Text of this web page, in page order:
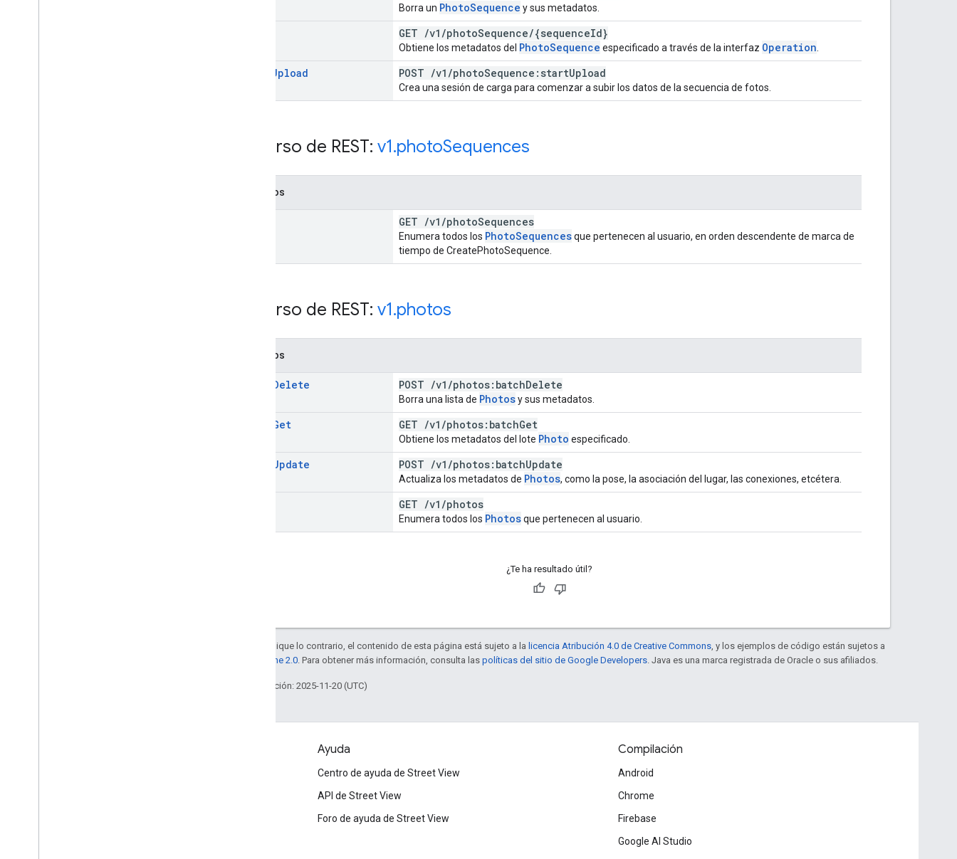
Borra un PhotoSequence y sus metadatos.
GET /v1 /photoSequence/{sequenceId}
Obtiene los metadatos del PhotoSequence especificado a través de la interfaz Operation
Upload POST /v1 /photoSequence:startUpload
Crea una sesión de carga para comenzar a subir los datos de la secuencia de fotos.
Recurso de REST: v1.photoSequences
Métodos
GET /v1 /photoSequences
Enumera todos los PhotoSequencesque pertenecen al usuario, en orden descendente de marca de
tiempo de CreatePhotoSequence.
Recurso de REST: v1.photos
Métodos
Delete POST /v1 /photos:batchDelete
Borra una lista de Photosy sus metadatos.
Get GET /v1 /photos:batchGet
Obtiene los metadatos del lote Photo especificado.
Update POST /v1 /photos:batchUpdate
Actualiza los metadatos de Photos, como la pose, la asociación del lugar, las conexiones, etcétera.
GET /v1 /photos
Enumera todos los Photosque pertenecen al usuario.
¿Te ha resultado útil?
Salvo que se indique lo contrario, el contenido de esta página está sujeto a la licencia Atribución 4.0 de Creative Commons , y los ejemplos de código están sujetos a
licencia Apache 2.0 . Para obtener más información, consulta las políticas del sitio de Google Developers . Java es una marca registrada de Oracle o sus afiliados.
Última actualización: 2025-11-20 (UTC)
Ayuda
Centro de ayuda de Street View
API de Street View
Foro de ayuda de Street View
Compilación
Android
Chrome
Firebase
Google AI Studio